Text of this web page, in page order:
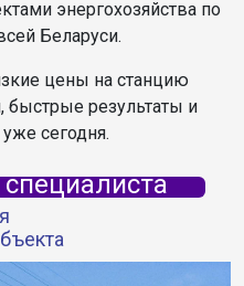
энергохозяйства по
Беларуси.
цены на станцию
быстрые результаты и
сегодня.